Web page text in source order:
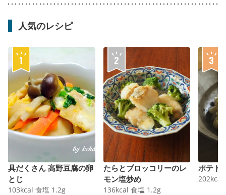
人気のレシピ
具だくさん 高野豆腐の卵
とじ
103kcal 食塩 1.2g
たらとブロッコリーのレ
モン塩炒め
136kcal 食塩 1.2g
ポテト
202kcal